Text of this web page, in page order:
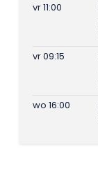
vr 11:00
vr 09:15
wo 16:00